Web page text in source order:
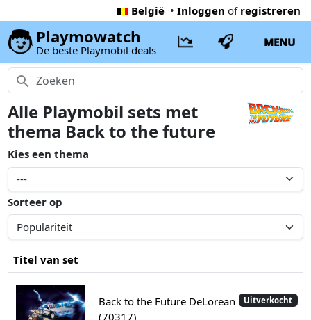
België • Inloggen of registreren
Playmowatch
De beste Playmobil deals
MENU
Alle Playmobil sets met
thema Back to the future
Kies een thema
Sorteer op
Titel van set
Uitverkocht
Back to the Future DeLorean
(70317)